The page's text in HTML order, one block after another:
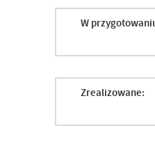
W
Zrealizowane: